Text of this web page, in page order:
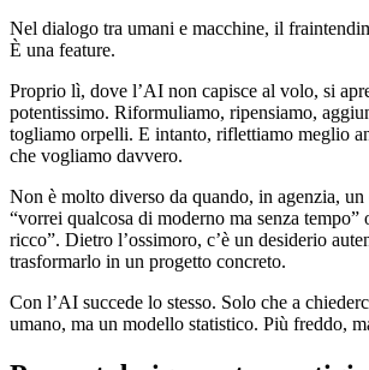
Nel dialogo tra umani e macchine, il
È una feature.
Proprio lì, dove l’AI non capisce al volo, si
potentissimo. Riformuliamo, ripensiamo,
togliamo orpelli. E intanto, riflettiamo meglio
che vogliamo davvero.
Non è molto diverso da quando, in agenzia,
“vorrei qualcosa di moderno ma senza tempo”
ricco”. Dietro l’ossimoro, c’è un desiderio
trasformarlo in un progetto concreto.
Con l’AI succede lo stesso. Solo che a
umano, ma un modello statistico. Più freddo,